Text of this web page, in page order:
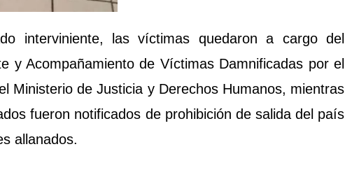
interviniente, las víctimas quedaron a cargo del
y Acompañamiento de Víctimas Damnificadas por el
Ministerio de Justicia y Derechos Humanos, mientras
fueron notificados de prohibición de salida del país
allanados.